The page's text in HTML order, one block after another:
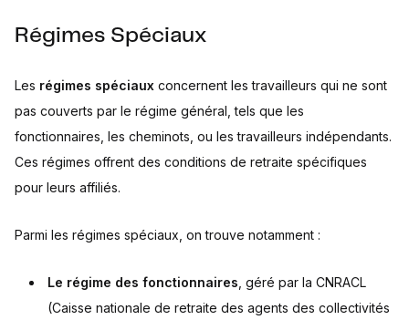
Régimes Spéciaux
Les régimes spéciaux concernent les travailleurs qui ne sont
pas couverts par le régime général, tels que les
fonctionnaires, les cheminots, ou les travailleurs indépendants.
Ces régimes offrent des conditions de retraite spécifiques
pour leurs affiliés.
Parmi les régimes spéciaux, on trouve notamment :
Le régime des fonctionnaires , géré par la CNRACL
(Caisse nationale de retraite des agents des collectivités